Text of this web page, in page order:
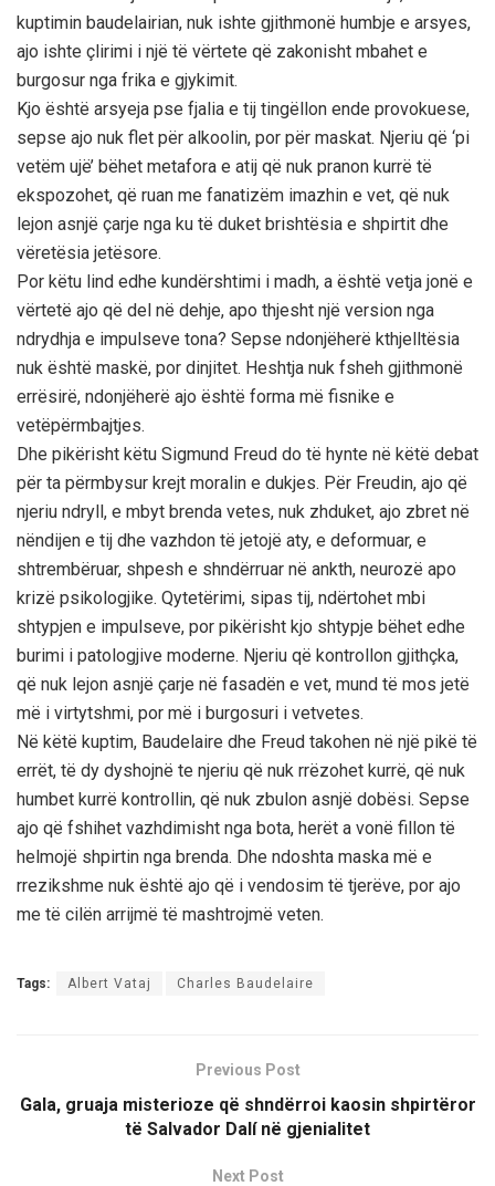
kuptimin baudelairian, nuk ishte gjithmonë humbje e arsyes,
ajo ishte çlirimi i një të vërtete që zakonisht mbahet e
burgosur nga frika e gjykimit.
Kjo është arsyeja pse fjalia e tij tingëllon ende provokuese,
sepse ajo nuk flet për alkoolin, por për maskat. Njeriu që ‘pi
vetëm ujë’ bëhet metafora e atij që nuk pranon kurrë të
ekspozohet, që ruan me fanatizëm imazhin e vet, që nuk
lejon asnjë çarje nga ku të duket brishtësia e shpirtit dhe
vëretësia jetësore.
Por këtu lind edhe kundërshtimi i madh, a është vetja jonë e
vërtetë ajo që del në dehje, apo thjesht një version nga
ndrydhja e impulseve tona? Sepse ndonjëherë kthjelltësia
nuk është maskë, por dinjitet. Heshtja nuk fsheh gjithmonë
errësirë, ndonjëherë ajo është forma më fisnike e
vetëpërmbajtjes.
Dhe pikërisht këtu Sigmund Freud do të hynte në këtë debat
për ta përmbysur krejt moralin e dukjes. Për Freudin, ajo që
njeriu ndryll, e mbyt brenda vetes, nuk zhduket, ajo zbret në
nëndijen e tij dhe vazhdon të jetojë aty, e deformuar, e
shtrembëruar, shpesh e shndërruar në ankth, neurozë apo
krizë psikologjike. Qytetërimi, sipas tij, ndërtohet mbi
shtypjen e impulseve, por pikërisht kjo shtypje bëhet edhe
burimi i patologjive moderne. Njeriu që kontrollon gjithçka,
që nuk lejon asnjë çarje në fasadën e vet, mund të mos jetë
më i virtytshmi, por më i burgosuri i vetvetes.
Në këtë kuptim, Baudelaire dhe Freud takohen në një pikë të
errët, të dy dyshojnë te njeriu që nuk rrëzohet kurrë, që nuk
humbet kurrë kontrollin, që nuk zbulon asnjë dobësi. Sepse
ajo që fshihet vazhdimisht nga bota, herët a vonë fillon të
helmojë shpirtin nga brenda. Dhe ndoshta maska më e
rrezikshme nuk është ajo që i vendosim të tjerëve, por ajo
me të cilën arrijmë të mashtrojmë veten.
Tags: Albert Vataj Charles Baudelaire
Previous Post
Gala, gruaja misterioze që shndërroi kaosin shpirtëror
të Salvador Dalí në gjenialitet
Next Post